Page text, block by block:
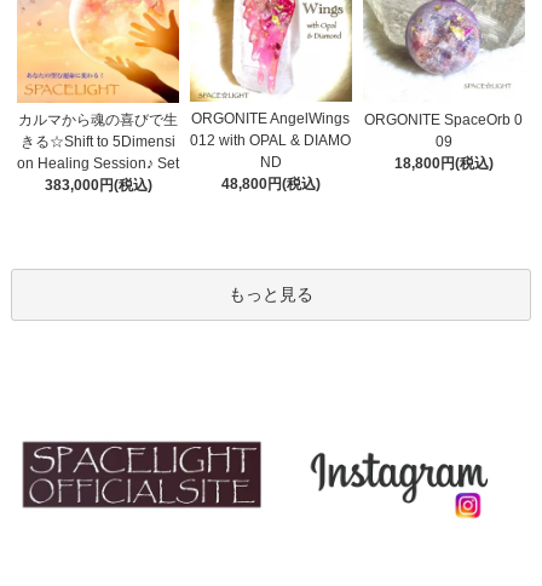
カルマから魂の喜びで生
きる☆Shift to 5Dimensi
on Healing Session♪ Set
383,000円(税込)
ORGONITE AngelWings
012 with OPAL & DIAMO
ND
48,800円(税込)
ORGONITE SpaceOrb 0
09
18,800円(税込)
もっと見る